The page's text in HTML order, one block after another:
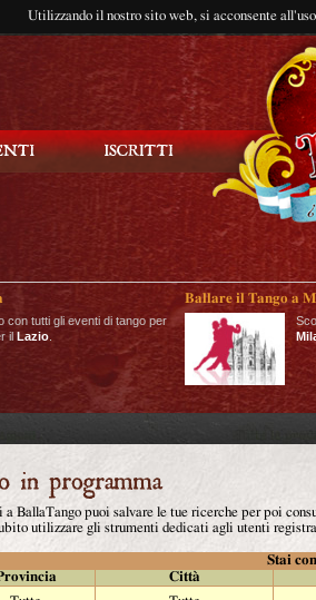
Utilizzando il nostro sito web, si acconsente
con tutti gli eventi di tango per
il Lazio
Ballare il Tango a
BallaTango puoi salvare le tue ricerche per poi
utilizzare gli strumenti dedicati agli utenti
Stai
Città